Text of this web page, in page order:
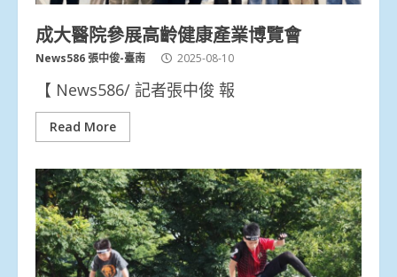
成大醫院參展高齡健康產業博覽會
News586 張中俊-臺南 2025-08-10
【 News586/ 記者張中俊 報
Read More